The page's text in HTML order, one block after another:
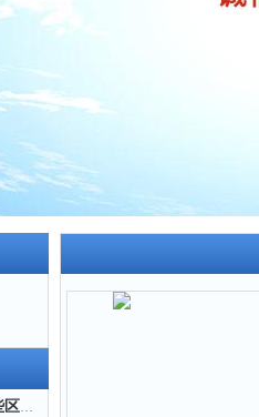
阻燃电缆和耐火电缆的有哪些区别？